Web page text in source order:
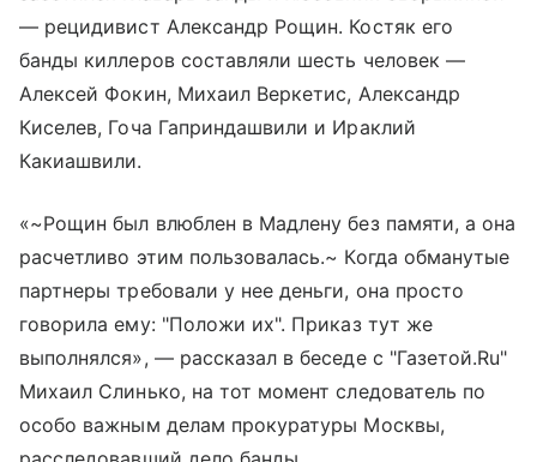
— рецидивист Александр Рощин. Костяк его
банды киллеров составляли шесть человек —
Алексей Фокин, Михаил Веркетис, Александр
Киселев, Гоча Гаприндашвили и Ираклий
Какиашвили.
«~Рощин был влюблен в Мадлену без памяти, а она
расчетливо этим пользовалась.~ Когда обманутые
партнеры требовали у нее деньги, она просто
говорила ему: "Положи их". Приказ тут же
выполнялся», — рассказал в беседе с "Газетой.Ru"
Михаил Слинько, на тот момент следователь по
особо важным делам прокуратуры Москвы,